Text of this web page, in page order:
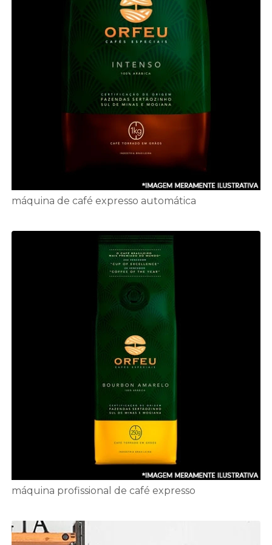
máquina de café expresso automática
máquina profissional de café expresso